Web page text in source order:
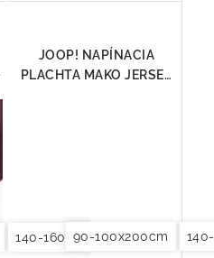
140-160x200cm
JOOP! NAPÍNACIA
PLACHTA MAKO JERSEY
90-100x200cm